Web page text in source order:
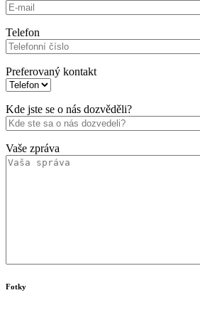
Telefon
Preferovaný kontakt
Kde jste se o nás dozvěděli?
Vaše zpráva
Fotky